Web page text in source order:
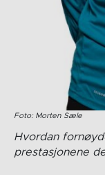
Foto: Morten Sæle
Hvordan
prestasjonene